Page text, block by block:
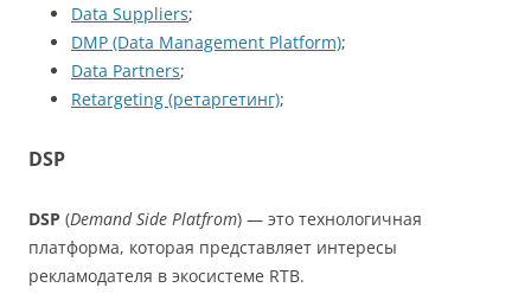
Data Suppliers;
DMP (Data Management Platform);
Data Partners;
Retargeting (ретаргетинг);
DSP
DSP (Demand Side Platfrom) — это технологичная
платформа, которая представляет интересы
рекламодателя в экосистеме RTB.